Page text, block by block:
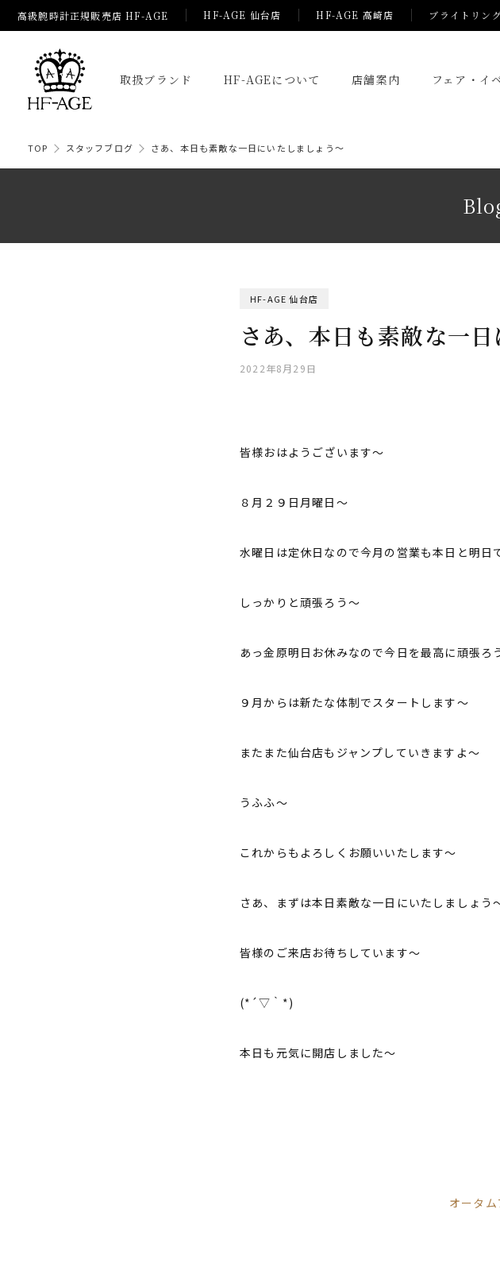
高級腕時計正規販売店 HF-AGE HF-AGE 仙台店 HF-AGE 高崎店 ブライトリン
取扱ブランド HF-AGEについて 店舗案内 フェア・イ
TOP スタッフブログ さあ、本日も素敵な一日にいたしましょう～
HF-AGE 仙台店
さあ、本日も素敵な一
2022年8月29日
皆様おはようございます～
８月２９日月曜日～
水曜日は定休日なので今月の営業も本日と明日
しっかりと頑張ろう～
あっ金原明日お休みなので今日を最高に頑張ろ
９月からは新たな体制でスタートします～
またまた仙台店もジャンプしていきますよ～
うふふ～
これからもよろしくお願いいたします～
さあ、まずは本日素敵な一日にいたしましょう
皆様のご来店お待ちしています～
(*´▽｀*)
本日も元気に開店しました～
オータ